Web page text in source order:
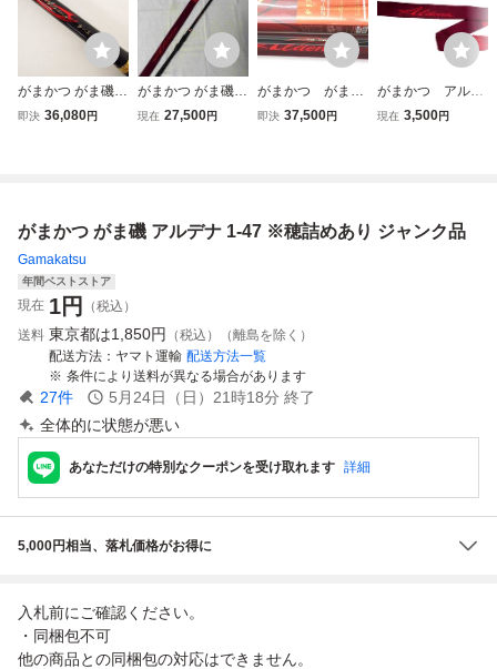
がまかつ がま磯
アルデナカーエー
即決 36,080円
がまかつ がま磯
アルデナ 1.0号
現在 27,500円
がまかつ がま
磯 アルデナ 12
即決 37,500円
がまかつ アルデ
ナ 竿袋 全長99
現在 3,500円
がまかつ がま磯 アルデナ 1-47 ※穂詰めあり ジャンク品
Gamakatsu
年間ベストストア
現在 1円
（税込）
送料 東京都は1,850円
（税込）（離島を除く）
配送方法
ヤマト運輸 配送方法一覧
条件により送料が異なる場合があります
27件 5月24日（日）21時18分 終了
全体的に状態が悪い
あなただけの特別なクーポンを受け取れます 詳細
5,000円相当、落札価格がお得に
入札前にご確認ください。
・同梱包不可
他の商品との同梱包の対応はできません。